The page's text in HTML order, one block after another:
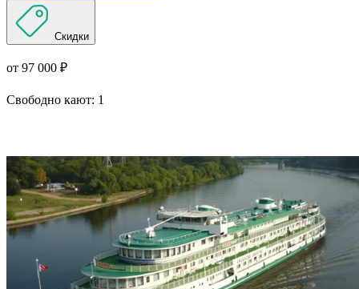
Скидки
от 97 000 ₽
Свободно кают: 1